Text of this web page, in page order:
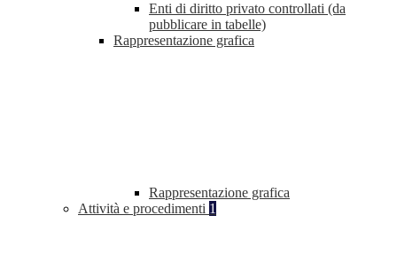
Enti di diritto privato controllati (da
pubblicare in tabelle)
Rappresentazione grafica
Rappresentazione grafica
Attività e procedimenti 1